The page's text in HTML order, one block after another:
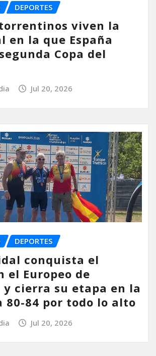
DEPORTES
viven la
en la que España
Copa del
Jul 20, 2026
DEPORTES
conquista el
el Europeo de
cierra su etapa en la
80-84 por todo lo alto
Jul 20, 2026